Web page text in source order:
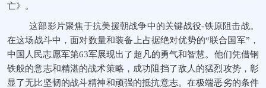
亡》。
这部影片聚焦于抗美援朝战争中的关键战役-铁原阻击战。
在这场战斗中，面对数量和装备上占据绝对优势的“联合国军”，
中国人民志愿军第63军展现出了超凡的勇气和智慧。他们凭借钢
铁般的意志和精湛的战术策略，成功阻挡了敌人的猛烈攻势，彰
显了无比坚韧的战斗精神和顽强的抵抗意志。 在极端恶劣的条件